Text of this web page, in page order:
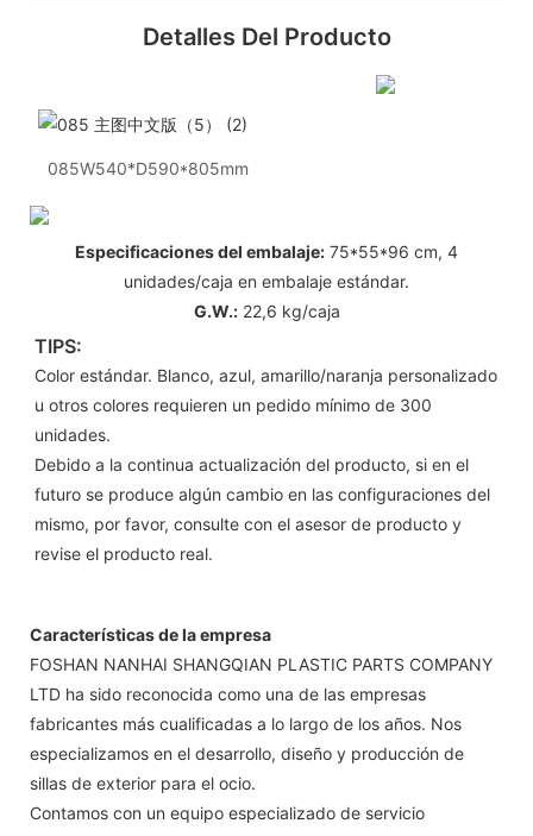
Detalles Del Producto
085W540*D590*805mm
Especificaciones del embalaje: 75*55*96 cm, 4
unidades/caja en embalaje estándar.
G.W.:22,6 kg/caja
TIPS:
Color estándar. Blanco, azul, amarillo/naranja personalizado
u otros colores requieren un pedido mínimo de 300
unidades.
Debido a la continua actualización del producto, si en el
futuro se produce algún cambio en las configuraciones del
mismo, por favor, consulte con el asesor de producto y
revise el producto real.
Características de la empresa
FOSHAN NANHAI SHANGQIAN PLASTIC PARTS COMPANY
LTD ha sido reconocida como una de las empresas
fabricantes más cualificadas a lo largo de los años. Nos
especializamos en el desarrollo, diseño y producción de
sillas de exterior para el ocio.
Contamos con un equipo especializado de servicio